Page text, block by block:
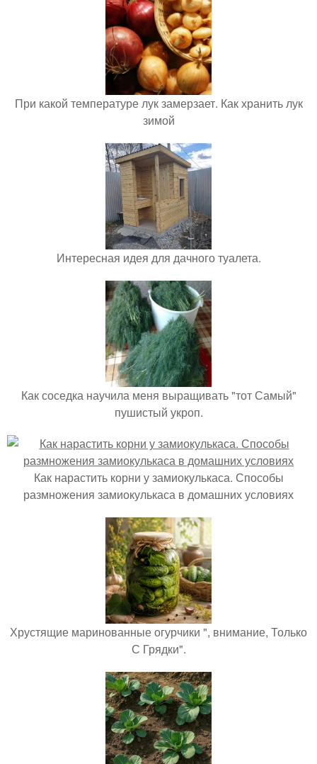
При какой температуре лук замерзает. Как хранить лук
зимой
Интересная идея для дачного туалета.
Как соседка научила меня выращивать "тот Самый"
пушистый укроп.
Как нарастить корни у замиокулькаса. Способы
размножения замиокулькаса в домашних условиях
Хрустящие маринованные огурчики ", внимание, Только
С Грядки".